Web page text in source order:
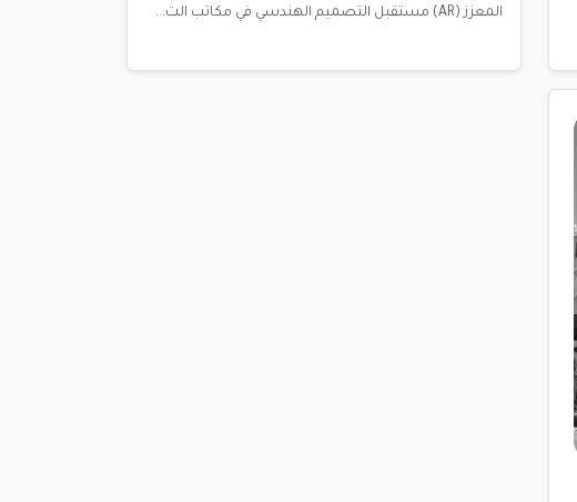
المعزز (AR) مستقبل التصميم الهندسي في مكاتب الت...